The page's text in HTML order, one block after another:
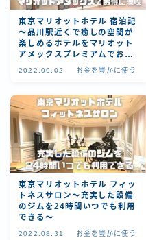
東京マリオットホテル 宿泊記
～品川駅近くで癒しの空間が
楽しめるホテルをマリオット
アメックスプレミアムでお得
2022.09.02 お金を豊かに使う
東京マリオットホテル フィッ
トネスサロン～充実した設備
のジムを24時間いつでも利用
できる～
2022.08.31 お金を豊かに使う